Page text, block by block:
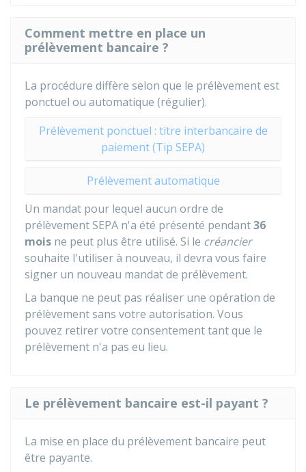
Comment mettre en place un
prélèvement bancaire ?
La procédure diffère selon que le prélèvement est
ponctuel ou automatique (régulier).
Prélèvement ponctuel : titre interbancaire de
paiement (Tip SEPA)
Prélèvement automatique
Un mandat pour lequel aucun ordre de
prélèvement SEPA n'a été présenté pendant36
mois ne peut plus être utilisé. Si le créancier
souhaite l'utiliser à nouveau, il devra vous faire
signer un nouveau mandat de prélèvement.
La banque ne peut pas réaliser une opération de
prélèvement sans votre autorisation. Vous
pouvez retirer votre consentement tant que le
prélèvement n'a pas eu lieu.
Le prélèvement bancaire est-il payant ?
La mise en place du prélèvement bancaire peut
être payante.